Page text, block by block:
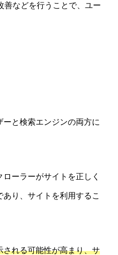
善などを行うことで、ユー
と検索エンジンの両方に
ーラーがサイトを正しく
り、サイトを利用するこ
れる可能性が高まり、サ